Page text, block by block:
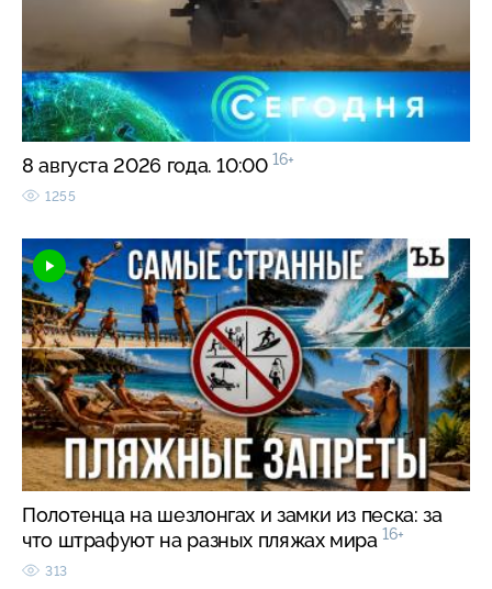
8 августа 2026 года. 10:00 16+
1255
Полотенца на шезлонгах и замки из песка: за
что штрафуют на разных пляжах мира 16+
313